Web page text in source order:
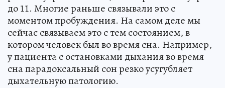
до 11. Многие раньше связывали это с
моментом пробуждения. На самом деле мы
сейчас связываем это с тем состоянием, в
котором человек был во время сна. Например,
у пациента с остановками дыхания во время
сна парадоксальный сон резко усугубляет
дыхательную патологию.